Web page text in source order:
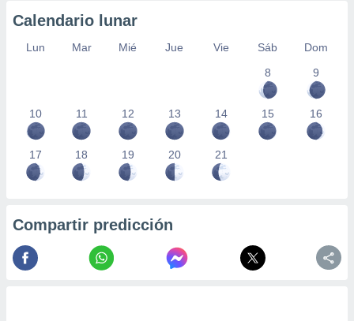
Calendario lunar
Lun Mar Mié Jue Vie Sáb
Dom
8
9
10 11 12 13 14 15 16
17 18 19 20 21
Compartir predicción